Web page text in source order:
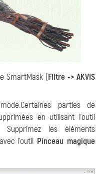
SmartMask (Filtre -> AKVIS
parties de
en utilisant l'outil
Supprimez les éléments
l'outil Pinceau magique